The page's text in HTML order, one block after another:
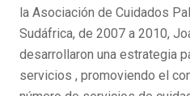
la Asociación de Cuidados
Sudáfrica, de 2007 a 2010,
desarrollaron una estrategia
servicios , promoviendo el